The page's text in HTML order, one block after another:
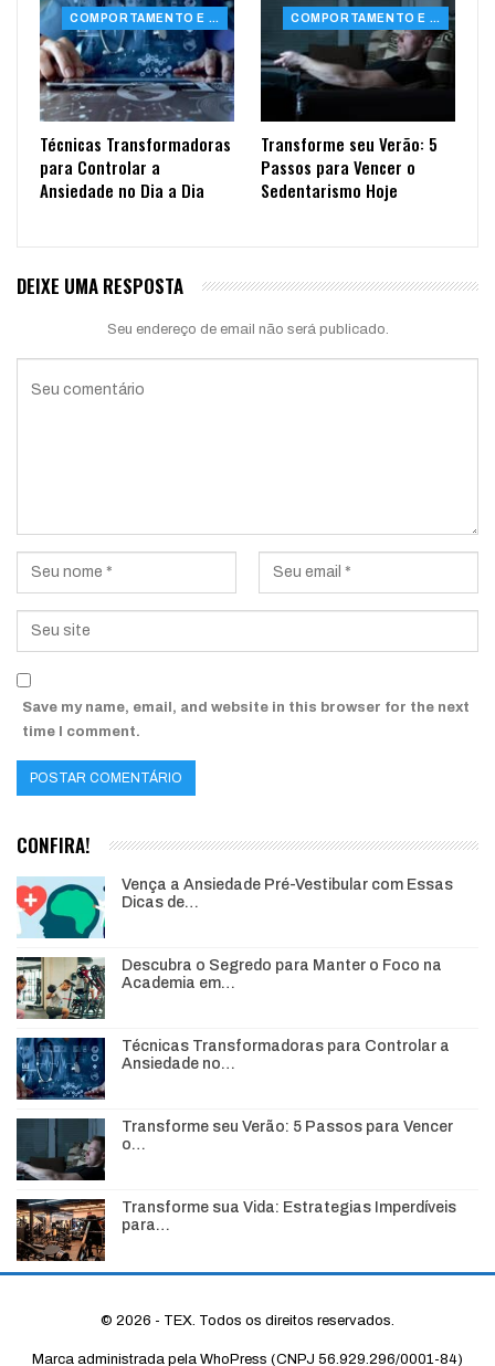
COMPORTAMENTO E SAÚDE
Técnicas Transformadoras
para Controlar a
Ansiedade no Dia a Dia
COMPORTAMENTO E SAÚDE
Transforme seu Verão: 5
Passos para Vencer o
Sedentarismo Hoje
DEIXE UMA RESPOSTA
Seu endereço de email não será publicado.
Save my name, email, and website in this browser for the next
time I comment.
CONFIRA!
Vença a Ansiedade Pré-Vestibular com Essas
Dicas de…
Descubra o Segredo para Manter o Foco na
Academia em…
Técnicas Transformadoras para Controlar a
Ansiedade no…
Transforme seu Verão: 5 Passos para Vencer
o…
Transforme sua Vida: Estrategias Imperdíveis
para…
© 2026 - TEX. Todos os direitos reservados.
Marca administrada pela WhoPress (CNPJ 56.929.296/0001-84)